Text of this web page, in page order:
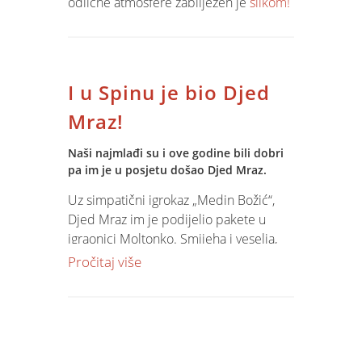
I u Spinu je bio Djed
Mraz!
Naši najmlađi su i ove godine bili dobri
pa im je u posjetu došao Djed Mraz.
Uz simpatični igrokaz „Medin Božić“,
Djed Mraz im je podijelio pakete u
igraonici Moltonko. Smijeha i veselja,
radosti i malo suza zabilježeno je i
Pročitaj više